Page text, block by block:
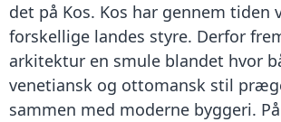
det på Kos. Kos har gennem
forskellige landes styre. Derfor
arkitektur en smule blandet hvor
venetiansk og ottomansk stil
sammen med moderne byggeri.